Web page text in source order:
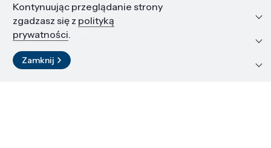
Edukacja i kariera
Zasoby i materiały
Kontakt
Kontynuując przeglądanie strony
zgadzasz się z polityką
prywatności.
Zamknij